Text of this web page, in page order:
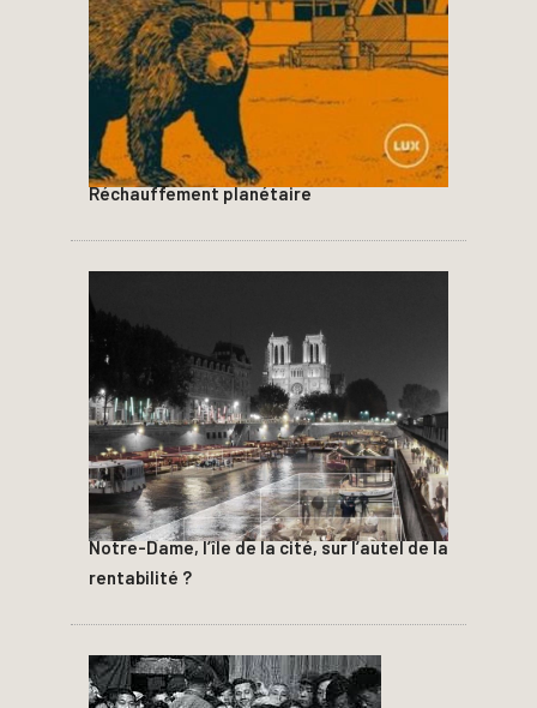
Réchauffement planétaire
Notre-Dame, l’île de la cité, sur l’autel de la
rentabilité ?